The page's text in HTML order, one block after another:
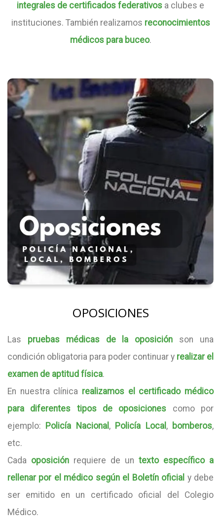
integrales de certificados federativos a clubes e
instituciones. También realizamos reconocimientos
médicos para buceo.
OPOSICIONES
Las pruebas médicas de la oposición son una
condición obligatoria para poder continuar y realizar el
examen de aptitud física.
En nuestra clínica realizamos el certificado médico
para diferentes tipos de oposiciones como por
ejemplo:
Policía Nacional , Policía Local , bomberos,
etc.
Cada oposición requiere de un texto específico a
rellenar por el médico según el Boletín oficial y debe
ser emitido en un certificado oficial del Colegio
Médico.